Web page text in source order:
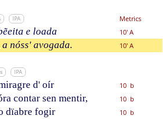
IPA
Metrics
e loada
10' A
nóss' avogada. 10' A
IPA
d' oír
10 b
contar sen mentir,
10 b
dïabre fogir
10 b